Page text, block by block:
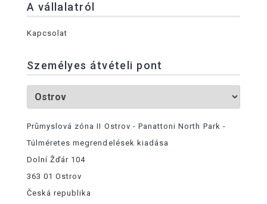
A vállalatról
Kapcsolat
Személyes átvételi pont
Průmyslová zóna II Ostrov - Panattoni North Park -
Túlméretes megrendelések kiadása
Dolní Žďár 104
363 01 Ostrov
Česká republika